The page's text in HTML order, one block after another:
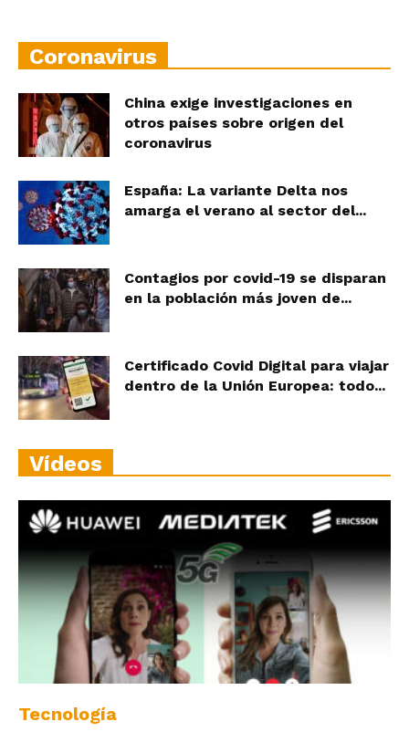
Coronavirus
China exige investigaciones en
otros países sobre origen del
coronavirus
España: La variante Delta nos
amarga el verano al sector del...
Contagios por covid-19 se disparan
en la población más joven de...
Certificado Covid Digital para viajar
dentro de la Unión Europea: todo...
Vídeos
Tecnología